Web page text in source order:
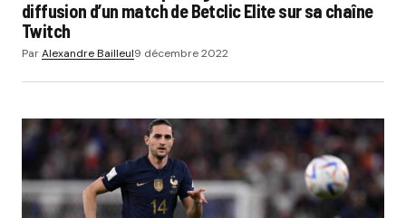
diffusion d’un match de Betclic Elite sur sa chaîne
Twitch
ParAlexandre Bailleul9 décembre 2022